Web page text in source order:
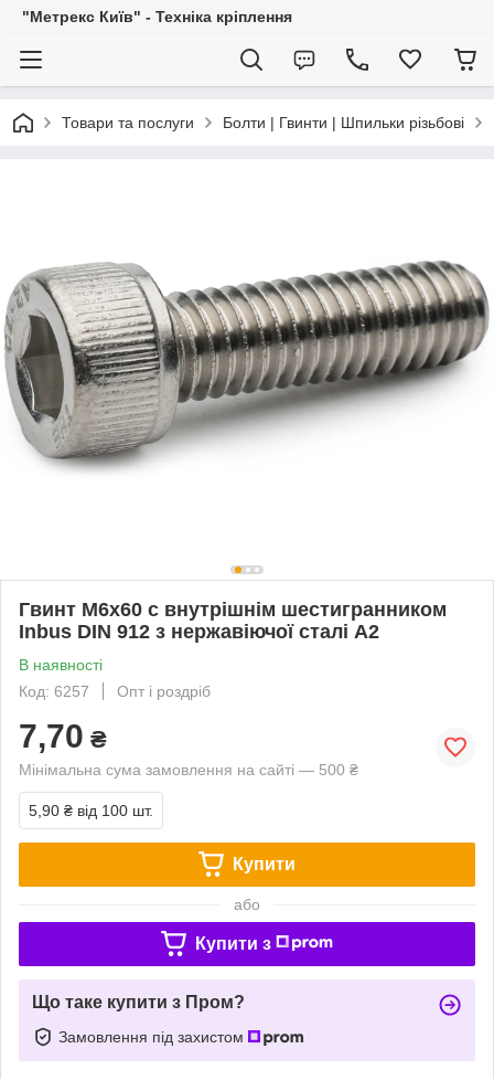
"Метрекс Київ" - Техніка кріплення
Товари та послуги Болти | Гвинти | Шпильки різьбові
Гвинт М6х60 c внутрішнім шестигранником
Inbus DIN 912 з нержавіючої сталі А2
В наявності
Код: 6257
Опт і роздріб
7,70 ₴
Мінімальна сума замовлення на сайті — 500 ₴
5,90 ₴ від 100 шт.
Купити
або
Купити з
Що таке купити з Пром?
Замовлення під захистом